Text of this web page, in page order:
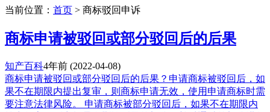
当前位置： 首页 > 商标驳回申诉
商标申请被驳回或部分驳回后的后果
知产百科4年前 (2022-04-08)
商标申请被驳回或部分驳回后的后果？申请商标被驳回后，如
果不在期限内提出复审，则商标申请无效，使用申请商标时需
要注意法律风险。 申请商标被部分驳回后，如果不在期限内